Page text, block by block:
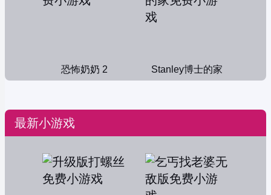
恐怖奶奶 2 Stanley博士的家
最新小游戏